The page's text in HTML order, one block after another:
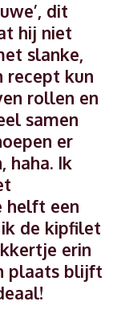
dit
hij niet
slanke,
recept kun
rollen en
samen
er
haha. Ik
helft een
de kipfilet
erin
plaats blijft